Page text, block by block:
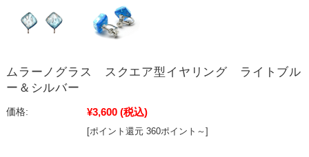
ムラーノグラス スクエア型イヤリング ライトブル
ー＆シルバー
価格: ¥3,600 (税込)
[ポイント還元 360ポイント～]